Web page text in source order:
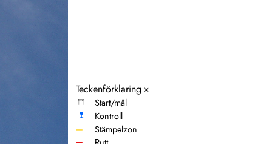
Teckenförklaring ×
Start/mål
Kontroll
━ Stämpelzon